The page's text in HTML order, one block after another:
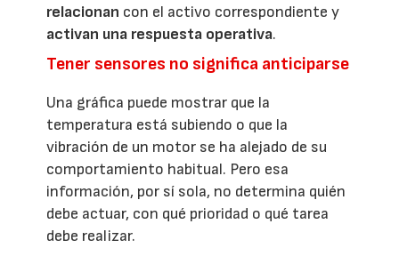
relacionan con el activo correspondiente y
activan una respuesta operativa.
Tener sensores no significa anticiparse
Una gráfica puede mostrar que la
temperatura está subiendo o que la
vibración de un motor se ha alejado de su
comportamiento habitual. Pero esa
información, por sí sola, no determina quién
debe actuar, con qué prioridad o qué tarea
debe realizar.